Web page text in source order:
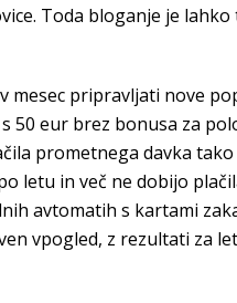
Toda bloganje je
pripravljati nove
eur brez bonusa za
prometnega davka
letu in več ne dobijo
avtomatih s kartami
vpogled, z rezultati za